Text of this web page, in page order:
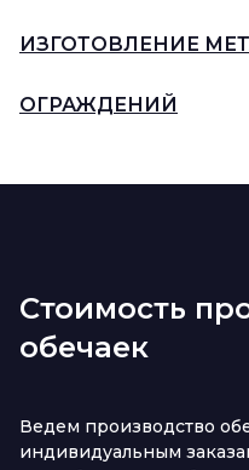
ИЗГОТОВЛЕНИЕ
ОГРАЖДЕНИЙ
Стоимость
обечаек
Ведем производство
индивидуальным